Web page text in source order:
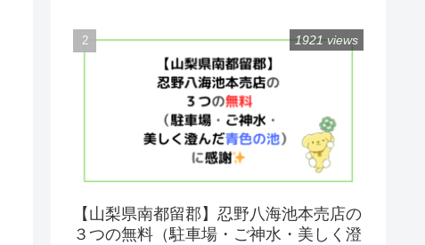
【山梨県南都留郡】忍野八海池本売店の
３つの無料（駐車場・ご神水・美しく澄
1921 views